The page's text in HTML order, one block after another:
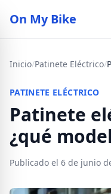
On My Bike
Inicio/Patinete Eléctrico/
PATINETE ELÉCTRICO
Patinete
¿qué
Publicado el 6 de junio